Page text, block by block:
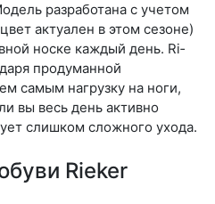
разработана с учетом
актуален в этом сезоне)
носке каждый день. Ri­
продуманной
самым нагрузку на ноги,
вы весь день активно
слишком сложного ухода.
Rieker